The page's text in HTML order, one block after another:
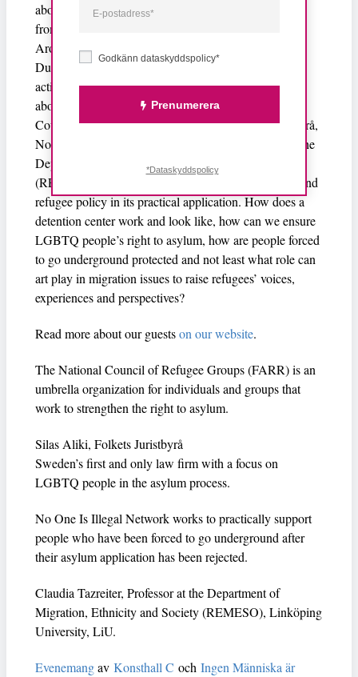
about refugee detention. Unkilled is based on material
from a film project by Hanna Heilborn and David
Aronowitsch.
During the last week of the exhibition, we invite
activists, lawyers, volunteers and researchers to talk
about their work. The invited guests are The National
Council of Refugee Groups (FARR), Folkets Juristbyrå,
No One Is Illegal and Claudia Tazreiter, professor at the
Department of Migration, Ethnicity and Society
(REMESO), LiU. The conversation is about asylum and
refugee policy in its practical application. How does a
detention center work and look like, how can we ensure
LGBTQ people’s right to asylum, how are people forced
to go underground protected and not least what role can
art play in migration issues to raise refugees’ voices,
experiences and perspectives?
Read more about our guestson our website.
The National Council of Refugee Groups (FARR) is an
umbrella organization for individuals and groups that
work to strengthen the right to asylum.
Silas Aliki, Folkets Juristbyrå
Sweden’s first and only law firm with a focus on
LGBTQ people in the asylum process.
No One Is Illegal Network works to practically support
people who have been forced to go underground after
their asylum application has been rejected.
Claudia Tazreiter, Professor at the Department of
Migration, Ethnicity and Society (REMESO), Linköping
University, LiU.
Evenemangav Konsthall C och Ingen Människa är
Godkänn dataskyddspolicy*
Prenumerera
*Dataskyddspolicy